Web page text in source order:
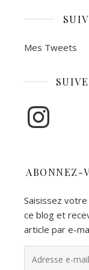
Mes Tweets
Instagram
ABONNEZ-
Saisissez
ce blog et
article par e-